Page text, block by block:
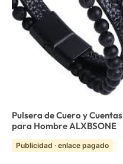
Pulsera de Cuero y Cuentas
para Hombre ALXBSONE
Publicidad · enlace pagado